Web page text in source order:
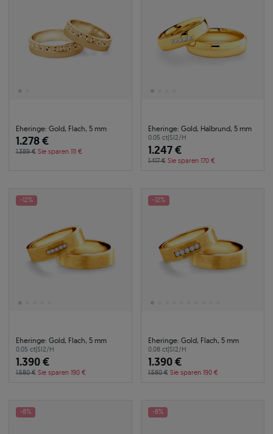
Eheringe: Gold, Flach, 5 mm
1.278 €
1.389 € Sie sparen 111 €
Eheringe: Gold, Halbrund, 5 mm
0.05 ct|SI2/H
1.247 €
1.417 € Sie sparen 170 €
-12%
Eheringe: Gold, Flach, 5 mm
0.05 ct|SI2/H
1.390 €
1.580 € Sie sparen 190 €
-12%
Eheringe: Gold, Flach, 5 mm
0.08 ct|SI2/H
1.390 €
1.580 € Sie sparen 190 €
-8% -8%